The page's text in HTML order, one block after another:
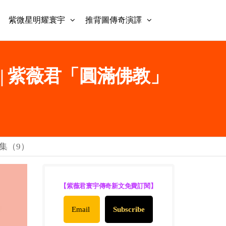
紫微星明耀寰宇 推背圖傳奇演譯
薇君「圓滿佛教」
（9）
【紫薇君寰宇傳奇新文免費訂閱】